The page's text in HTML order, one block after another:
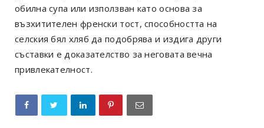
обилна супа или използван като основа за
възхитителен френски тост, способността на
селския бял хляб да подобрява и издига други
съставки е доказателство за неговата вечна
привлекателност.